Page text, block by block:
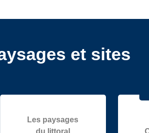
et sites
Les paysages
du littoral